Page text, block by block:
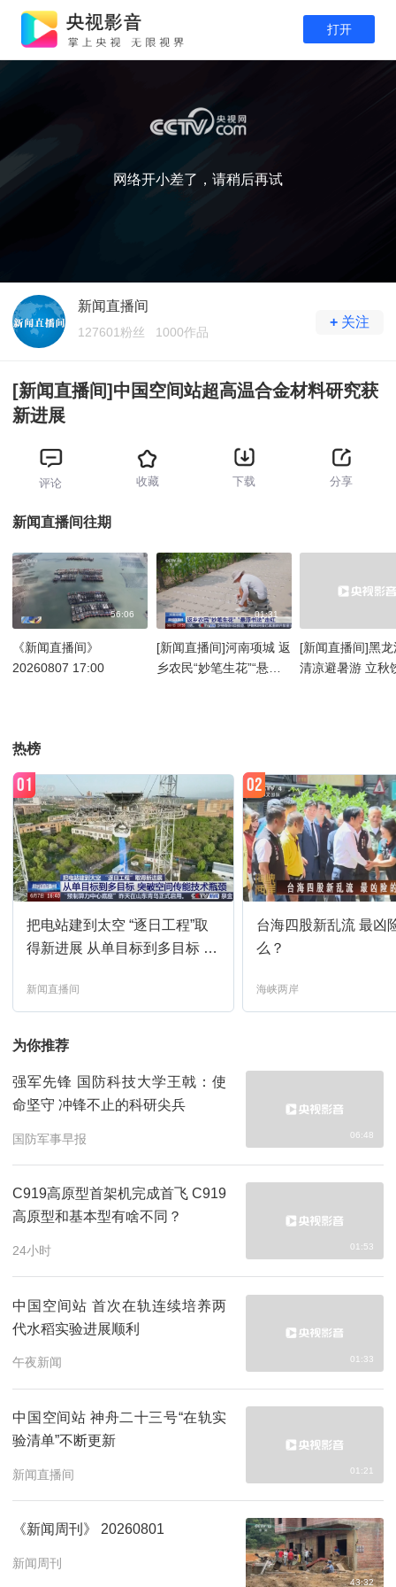
打开
网络开小差了，请稍后再试
新闻直播间
127601粉丝 1000作品
+关注
[新闻直播间]中国空间站超高温合金材料研究获
新进展
评论 收藏 下载 分享
新闻直播间往期
56:06
《新闻直播间》
20260807 17:00
01:31
[新闻直播间]河南项城 返
乡农民“妙笔生花”“悬浮
[新闻直播间]黑
清凉避暑游 立秋
热榜
把电站建到太空 “逐日工程”取
得新进展 从单目标到多目标 突
新闻直播间
01
台海四股新乱流 最凶
么？
海峡两岸
02
为你推荐
强军先锋 国防科技大学王戟：使
命坚守 冲锋不止的科研尖兵
国防军事早报 06:48
C919高原型首架机完成首飞 C919
高原型和基本型有啥不同？
24小时 01:53
中国空间站 首次在轨连续培养两
代水稻实验进展顺利
午夜新闻 01:33
中国空间站 神舟二十三号“在轨实
验清单”不断更新
新闻直播间 01:21
《新闻周刊》 20260801
新闻周刊
43:32